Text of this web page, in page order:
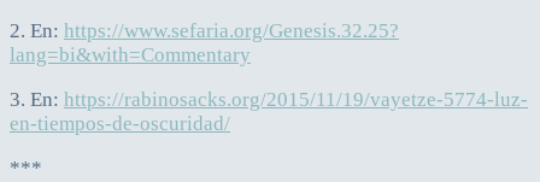
2. En: https://www.sefaria.org/Genesis.32.25?
lang=bi&with=Commentary
3. En: https://rabinosacks.org/2015/11/19/vayetze-5774-luz-
en-tiempos-de-oscuridad/
***